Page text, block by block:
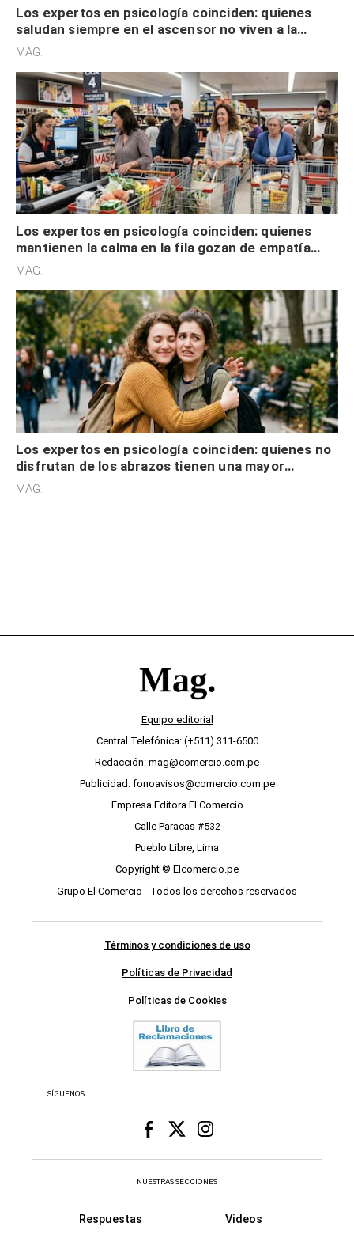
Los expertos en psicología coinciden: quienes
saludan siempre en el ascensor no viven a la
defensiva y tienen apertura social
MAG.
Los expertos en psicología coinciden: quienes
mantienen la calma en la fila gozan de empatía
cognitiva, gratitud y no solo tienen autocontrol
MAG.
Los expertos en psicología coinciden: quienes no
disfrutan de los abrazos tienen una mayor
sensibilidad a los estímulos físicos y no es por
MAG.
Equipo editorial
Central Telefónica: (+511) 311-6500
Redacción: mag@comercio.com.pe
Publicidad: fonoavisos@comercio.com.pe
Empresa Editora El Comercio
Calle Paracas #532
Pueblo Libre, Lima
Copyright © Elcomercio.pe
Grupo El Comercio - Todos los derechos reservados
Términos y condiciones de uso
Políticas de Privacidad
Políticas de Cookies
SÍGUENOS
NUESTRAS SECCIONES
Respuestas Videos